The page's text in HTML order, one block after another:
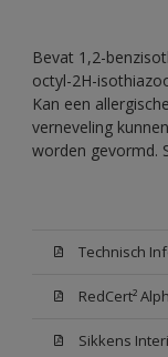
Bevat 1,2-
octyl-2H-
Kan een
verneveling
worden gevormd.
Technisch
RedCert²